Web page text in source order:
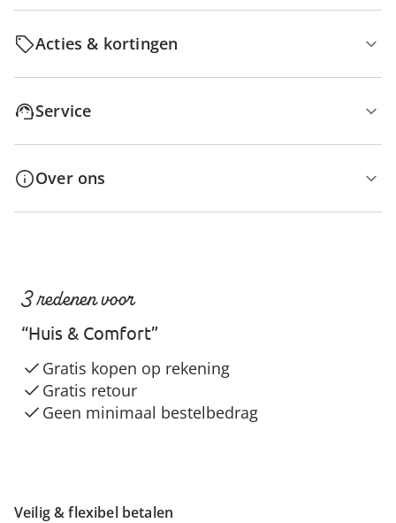
Acties & kortingen
Service
Over ons
Veilig & flexibel betalen
3 redenen voor
“Huis & Comfort”
Gratis kopen op rekening
Gratis retour
Geen minimaal bestelbedrag